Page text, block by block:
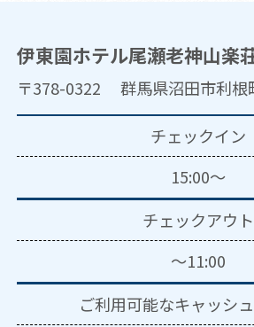
伊東園ホテル尾瀬老神山楽
〒378-0322 群馬県沼田市利根
チェックイン
15:00～
チェックアウト
～11:00
ご利用可能なキャッシ